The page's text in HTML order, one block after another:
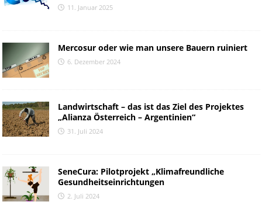
11. Januar 2025
Mercosur oder wie man unsere Bauern ruiniert
6. Dezember 2024
Landwirtschaft – das ist das Ziel des Projektes
„Alianza Österreich – Argentinien“
31. Juli 2024
SeneCura: Pilotprojekt „Klimafreundliche
Gesundheitseinrichtungen
2. Juli 2024